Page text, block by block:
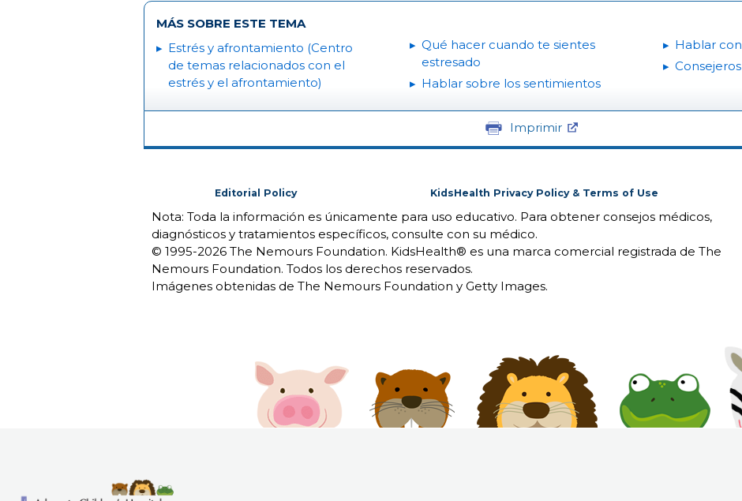
MÁS SOBRE ESTE TEMA
Estrés y afrontamiento (Centro
de temas relacionados con el
estrés y el afrontamiento)
Qué hacer cuando te sientes
estresado
Hablar sobre los sentimientos
Hablar
Imprimir
Editorial Policy KidsHealth Privacy Policy & Terms of Use
Nota: Toda la información es únicamente para uso educativo. Para obtener consejos médicos,
diagnósticos y tratamientos específicos, consulte con su médico.
© 1995-2026 The Nemours Foundation. KidsHealth® es una marca comercial registrada de The
Nemours Foundation. Todos los derechos reservados.
Imágenes obtenidas de The Nemours Foundation y Getty Images.